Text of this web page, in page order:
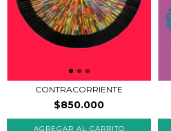
CONTRACORRIENTE
$850.000